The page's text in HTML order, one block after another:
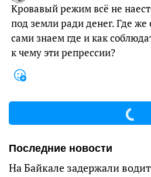
Кровавый режим всё не
под земли ради денег. Где
сами знаем где и как
к чему эти репрессии?
Последние новости
На Байкале задержали